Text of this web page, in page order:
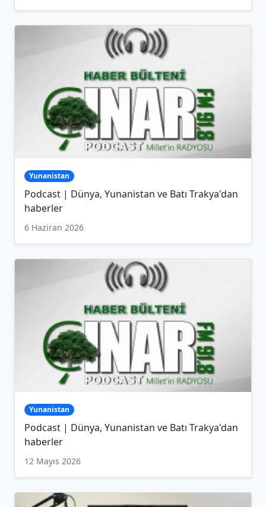
Yunanistan
Podcast | Dünya, Yunanistan ve Batı Trakya'dan
haberler
6 Haziran 2026
Yunanistan
Podcast | Dünya, Yunanistan ve Batı Trakya'dan
haberler
12 Mayıs 2026